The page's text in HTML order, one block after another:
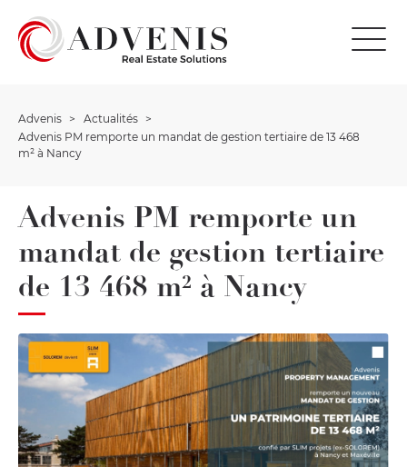
Advenis
Actualités
Advenis PM remporte un mandat de gestion tertiaire de 13 468
m² à Nancy
Advenis PM remporte un
mandat de gestion tertiaire
de 13 468 m² à Nancy